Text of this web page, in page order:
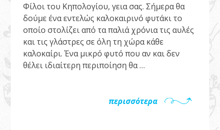
Φίλοι του Κηπολογίου, γεια σας. Σήμερα θα
δούμε ένα εντελώς καλοκαιρινό φυτάκι το
οποίο στολίζει από τα παλιά χρόνια τις αυλές
και τις γλάστρες σε όλη τη χώρα κάθε
καλοκαίρι. Ένα μικρό φυτό που αν και δεν
θέλει ιδιαίτερη περιποίηση θα …
περισσότερα